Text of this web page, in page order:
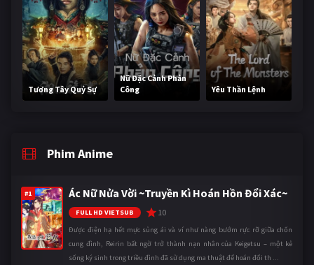
Tương Tây Quỷ Sự
Nữ Đặc Cảnh Phản
Công
Yêu Thần Lệnh
Phim Anime
#1 Ác Nữ Nửa Vời ~Truyền Kì Hoán Hồn Đổi Xác~
FULL HD VIETSUB 10
Được điện hạ hết mực sủng ái và ví như nàng bướm rực rỡ giữa chốn
cung đình, Reirin bất ngờ trở thành nạn nhân của Keigetsu – một kẻ
sống ký sinh trong triều đình đã sử dụng ma thuật để hoán đổi th ...